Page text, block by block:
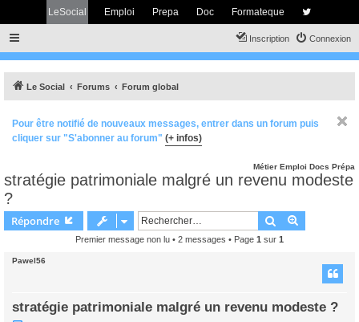
LeSocial Emploi Prepa Doc Formateque
Connexion
Inscription
Le Social Forums Forum global
Pour être notifié de nouveaux messages, entrer dans un forum puis
cliquer sur "S'abonner au forum" (+ infos)
Métier Emploi Docs Prépa
stratégie patrimoniale malgré un revenu modeste
?
Répondre Rechercher
Premier message non lu • 2 messages • Page 1 sur 1
Pawel56
stratégie patrimoniale malgré un revenu modeste ?